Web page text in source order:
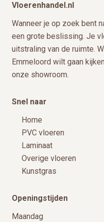
Vloerenhandel.nl
Wanneer je op zoek bent
een grote beslissing. Je
uitstraling van de ruimte.
Emmeloord wilt gaan
onze showroom.
Snel naar
Home
PVC vloeren
Laminaat
Overige vloeren
Kunstgras
Openingstijden
Maandag